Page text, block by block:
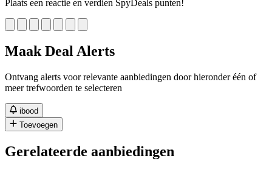
Plaats een reactie en verdien SpyDeals punten!
Maak Deal Alerts
Ontvang alerts voor relevante aanbiedingen door hieronder één of
meer trefwoorden te selecteren
ibood
Toevoegen
Gerelateerde aanbiedingen